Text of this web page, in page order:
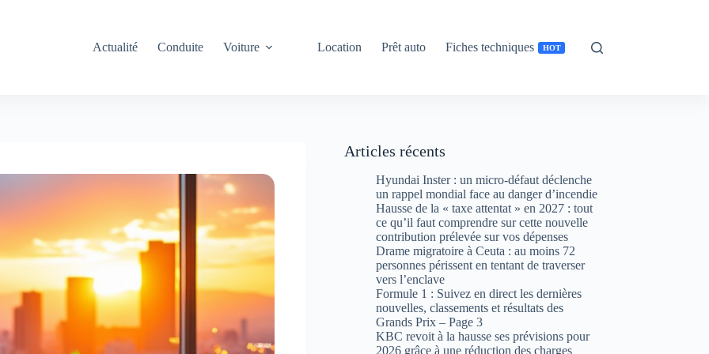
Actualité Conduite Voiture Location Prêt auto Fiches techniques HOT
Articles récents
Hyundai Inster : un micro-défaut déclenche
un rappel mondial face au danger d’incendie
Hausse de la « taxe attentat » en 2027 : tout
ce qu’il faut comprendre sur cette nouvelle
contribution prélevée sur vos dépenses
Drame migratoire à Ceuta : au moins 72
personnes périssent en tentant de traverser
vers l’enclave
Formule 1 : Suivez en direct les dernières
nouvelles, classements et résultats des
Grands Prix – Page 3
KBC revoit à la hausse ses prévisions pour
2026 grâce à une réduction des charges